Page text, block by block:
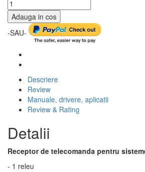
Adauga in cos
-SAU-
Descriere
Review
Manuale, drivere, aplicatii
Review & Rating
Detalii
Receptor de telecomanda pentru
- 1 releu